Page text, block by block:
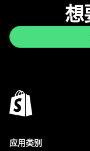
想
应用类别